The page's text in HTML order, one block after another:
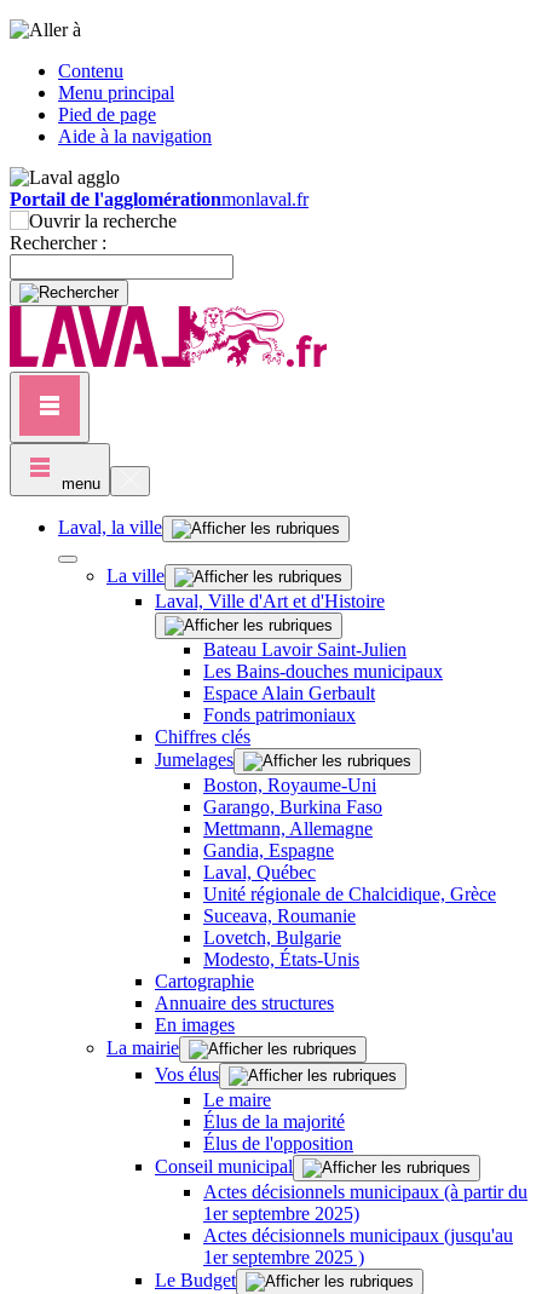
Contenu
Menu principal
Pied de page
Aide à la navigation
Portail de l'agglomérationmonlaval.fr
Rechercher :
menu
Laval, la ville
La ville
Laval, Ville d'Art et d'Histoire
Bateau Lavoir Saint-Julien
Les Bains-douches municipaux
Espace Alain Gerbault
Fonds patrimoniaux
Chiffres clés
Jumelages
Boston, Royaume-Uni
Garango, Burkina Faso
Mettmann, Allemagne
Gandia, Espagne
Laval, Québec
Unité régionale de Chalcidique, Grèce
Suceava, Roumanie
Lovetch, Bulgarie
Modesto, États-Unis
Cartographie
Annuaire des structures
En images
La mairie
Vos élus
Le maire
Élus de la majorité
Élus de l'opposition
Conseil municipal
Actes décisionnels municipaux (à partir du
1er septembre 2025)
Actes décisionnels municipaux (jusqu'au
1er septembre 2025 )
Le Budget